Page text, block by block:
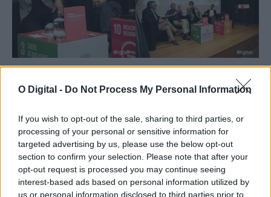
O Digital - Do Not Process My Personal Information
If you wish to opt-out of the sale, sharing to third parties, or
processing of your personal or sensitive information for
targeted advertising by us, please use the below opt-out
section to confirm your selection. Please note that after your
opt-out request is processed you may continue seeing
interest-based ads based on personal information utilized by
us or personal information disclosed to third parties prior to
Tags FUNDACAO EUGENIO DE ALMEIDA